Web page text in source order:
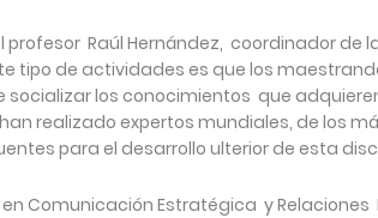
profesor Raúl Hernández, coordinador de
tipo de actividades es que los
socializar los conocimientos que
realizado expertos mundiales, de los
para el desarrollo ulterior de esta
Comunicación Estratégica y